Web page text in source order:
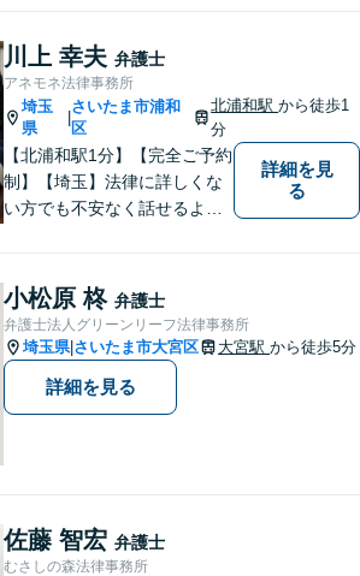
ミがお預かりします。あなた
の代わりに悩み、考え、解決
策をご提案します。
川上 幸夫 弁護士
アネモネ法律事務所
埼玉
県
|
さいたま市浦和
区
北浦和駅から徒歩1
分
【北浦和駅1分】【完全ご予約
制】【埼玉】法律に詳しくな
い方でも不安なく話せるよ
ことを心がけています。 難し
く感じがちな法律問題も、少
しずつ一緒に整理していきま
しょう。
詳細を見
る
小松原 柊 弁護士
弁護士法人グリーンリーフ法律事務所
埼玉県| さいたま市大宮区 大宮駅 から徒歩5分
詳細を見る
佐藤 智宏 弁護士
むさしの森法律事務所